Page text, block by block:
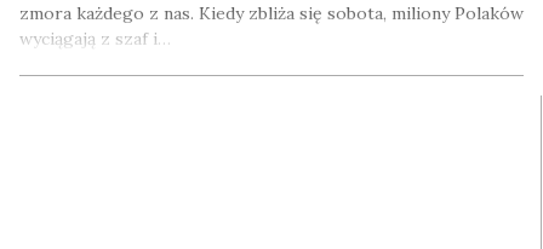
zmora każdego z nas. Kiedy zbliża się sobota, miliony Polaków
wyciągają z szaf i…